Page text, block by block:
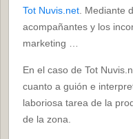
Tot Nuvis.net . Mediante
acompañantes y los
marketing …
En el caso de Tot
cuanto a guión e
laboriosa tarea de la
de la zona.